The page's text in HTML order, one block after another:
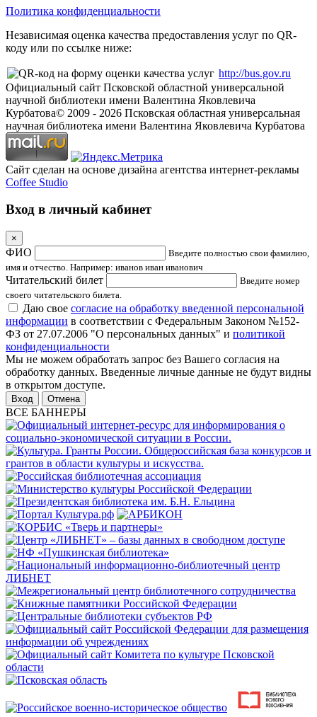
Политика конфиденциальности
Независимая оценка качества предоставления услуг по QR-
коду или по ссылке ниже:
http://bus.gov.ru
Официальный сайт Псковской областной универсальной
научной библиотеки имени Валентина Яковлевича
Курбатова© 2009 - 2026 Псковская областная универсальная
научная библиотека имени Валентина Яковлевича Курбатова
Сайт сделан на основе дизайна агентства интернет-рекламы
Coffee Studio
Вход в личный кабинет
×
ФИО
Введите полностью свои фамилию,
имя и отчество. Например: иванов иван иванович
Читательский билет
Введите номер
своего читательского билета.
Даю свое согласие на обработку введенной персональной
информации в соответствии с Федеральным Законом №152-
ФЗ от 27.07.2006 "О персональных данных" и политикой
конфиденциальности
Мы не можем обработать запрос без Вашего согласия на
обработку данных. Введенные личные данные не будут видны
в открытом доступе.
Отмена
ВСЕ БАННЕРЫ